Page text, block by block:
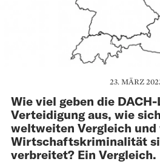
23. MÄRZ
Wie viel geben die
Verteidigung aus, wie
weltweiten Vergleich
Wirtschaftskriminalität
verbreitet? Ein Vergleich.